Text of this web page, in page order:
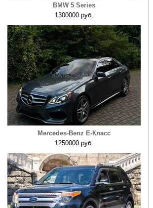
BMW 5 Series
1300000 руб.
Mercedes-Benz E-Класс
1250000 руб.